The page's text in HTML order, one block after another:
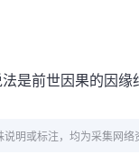
是前世因果的因
明或标注，均为采集网